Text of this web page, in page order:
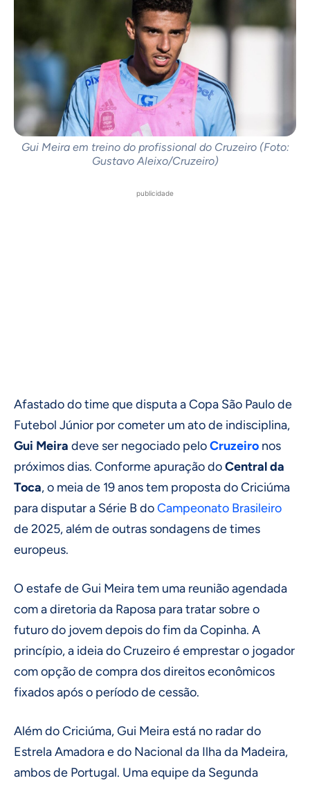
Gui Meira em treino do profissional do Cruzeiro (Foto:
Gustavo Aleixo/Cruzeiro)
publicidade
Afastado do time que disputa a Copa São Paulo de
Futebol Júnior por cometer um ato de indisciplina,
Gui Meira deve ser negociado peloCruzeiro nos
próximos dias. Conforme apuração doCentral da
Toca, o meia de 19 anos tem proposta do Criciúma
para disputar a Série B doCampeonato Brasileiro
de 2025, além de outras sondagens de times
europeus.
O estafe de Gui Meira tem uma reunião agendada
com a diretoria da Raposa para tratar sobre o
futuro do jovem depois do fim da Copinha. A
princípio, a ideia do Cruzeiro é emprestar o jogador
com opção de compra dos direitos econômicos
fixados após o período de cessão.
Além do Criciúma, Gui Meira está no radar do
Estrela Amadora e do Nacional da Ilha da Madeira,
ambos de Portugal. Uma equipe da Segunda